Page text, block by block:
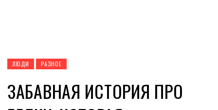
ЛЮДИ РАЗНОЕ
ЗАБАВНАЯ ИСТОРИЯ ПРО